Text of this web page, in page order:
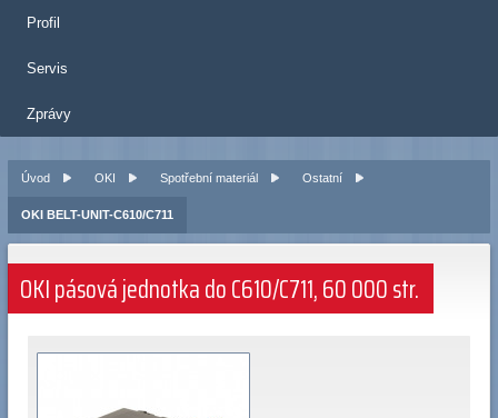
Profil
Servis
Zprávy
Úvod OKI Spotřební materiál Ostatní
OKI BELT-UNIT-C610/C711
OKI pásová jednotka do C610/C711, 60 000 str.